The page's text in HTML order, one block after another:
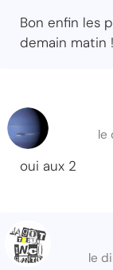
Bon enfin les
demain matin
le
oui aux 2
le